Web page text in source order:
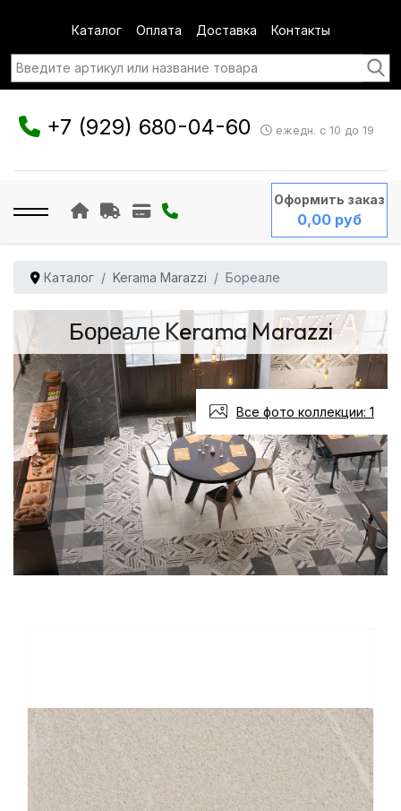
Каталог Оплата Доставка Контакты
+7 (929) 680-04-60 ежедн. с 10 до 19
Оформить заказ
0,00 руб
Каталог Kerama Marazzi Бореале
Бореале Kerama Marazzi
Все фото коллекции: 1